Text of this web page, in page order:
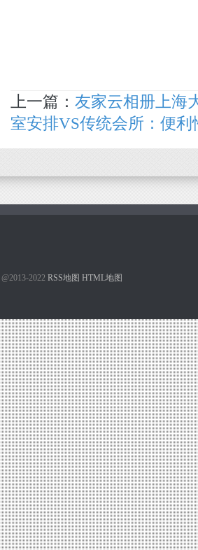
上一篇： 友家云相册上海
室安排VS传统会所：便利
@2013-2022 RSS地图 HTML地图